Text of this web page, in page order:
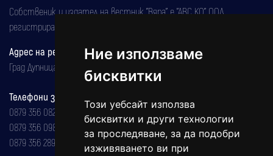
Ние използваме
бисквитки
Този уебсайт използва
бисквитки и други технологии
за проследяване, за да подобри
изживяването ви при
Собственик и издател на вестник "Вяра" е "АВС КО" ООД,
регистрирана на 08.05.2002 година.
Адрес на редакцията
Град Дупница, ул.''Христо Ботев" 43
Телефони за реклама и абонаменти
0879 356 082
0879 356 098
0879 356 289